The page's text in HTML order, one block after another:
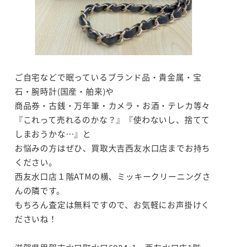
ご自宅などで眠っているブランド品・貴金属・宝
石・腕時計(国産・舶来)や
商品券・古銭・万年筆・カメラ・お酒・テレカ等々
『これって売れるのかな？』『使わないし、捨てて
しまおうかな…』と
お悩みの方はぜひ、買取大吉西友水口店までお持ち
ください。
西友水口店１階ATMの横、ミッキークリーニングさ
んの隣です。
もちろん査定は無料ですので、お気軽にお声掛けく
ださいね！